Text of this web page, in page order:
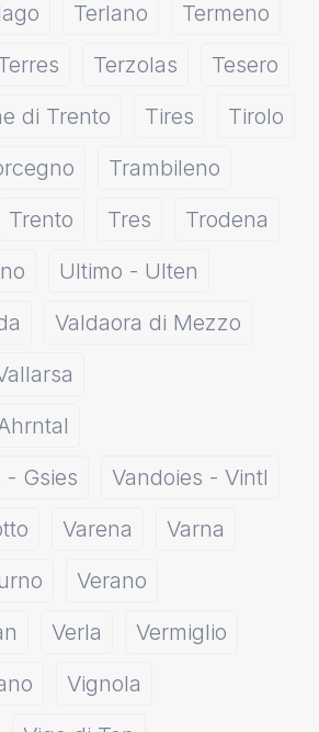
Terlano
Termeno
Terzolas
Tesero
di Trento Tires
Tirolo
Trambileno
Trento Tres
Trodena
Ultimo - Ulten
Valdaora di Mezzo
- Gsies
Vandoies - Vintl
Varena
Varna
Verano
Verla
Vermiglio
Vignola